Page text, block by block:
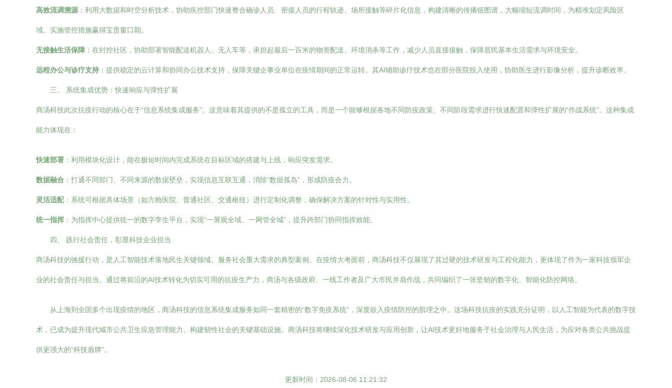
高效流调溯源 ：利用大数据和时空分析技术，协助疾控部门快速整合确诊人员、密接人员的行程轨迹、场所接触等碎片化信息，构建清晰的传播链图谱，大幅缩短流调时间，为精准划定风险区
域、实施管控措施赢得宝贵窗口期。
无接触生活保障 ：在封控社区，协助部署智能配送机器人、无人车等，承担起最后一百米的物资配送、环境消杀等工作，减少人员直接接触，保障居民基本生活需求与环境安全。
远程办公与诊疗支持 ：提供稳定的云计算和协同办公技术支持，保障关键企事业单位在疫情期间的正常运转。其AI辅助诊疗技术也在部分医院投入使用，协助医生进行影像分析，提升诊断效率。
三、 系统集成优势：快速响应与弹性扩展
商汤科技此次抗疫行动的核心在于“信息系统集成服务”。这意味着其提供的不是孤立的工具，而是一个能够根据各地不同防疫政策、不同阶段需求进行快速配置和弹性扩展的“作战系统”。这种集成
能力体现在：
快速部署 ：利用模块化设计，能在极短时间内完成系统在目标区域的搭建与上线，响应突发需求。
数据融合 ：打通不同部门、不同来源的数据壁垒，实现信息互联互通，消除“数据孤岛”，形成防疫合力。
灵活适配：系统可根据具体场景（如方舱医院、普通社区、交通枢纽）进行定制化调整，确保解决方案的针对性与实用性。
统一指挥 ：为指挥中心提供统一的数字孪生平台，实现“一屏观全域、一网管全城”，提升跨部门协同指挥效能。
四、 践行社会责任，彰显科技企业担当
商汤科技的驰援行动，是人工智能技术落地民生关键领域、服务社会重大需求的典型案例。在疫情大考面前，商汤科技不仅展现了其过硬的技术研发与工程化能力，更体现了作为一家科技领军企
业的社会责任与担当。通过将前沿的AI技术转化为切实可用的抗疫生产力，商汤与各级政府、一线工作者及广大市民并肩作战，共同编织了一张坚韧的数字化、智能化防控网络。
从上海到全国多个出现疫情的地区，商汤科技的信息系统集成服务如同一套精密的“数字免疫系统”，深度嵌入疫情防控的肌理之中。这场科技抗疫的实践充分证明，以人工智能为代表的数字技
术，已成为提升现代城市公共卫生应急管理能力、构建韧性社会的关键基础设施。商汤科技将继续深化技术研发与应用创新，让AI技术更好地服务于社会治理与人民生活，为应对各类公共挑战提
供更强大的“科技盾牌”。
更新时间：2026-08-06 11:21:32